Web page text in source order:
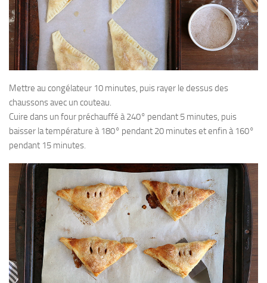
Mettre au congélateur 10 minutes, puis rayer le dessus des
chaussons avec un couteau.
Cuire dans un four préchauffé à 240° pendant 5 minutes, puis
baisser la température à 180° pendant 20 minutes et enfin à 160°
pendant 15 minutes.